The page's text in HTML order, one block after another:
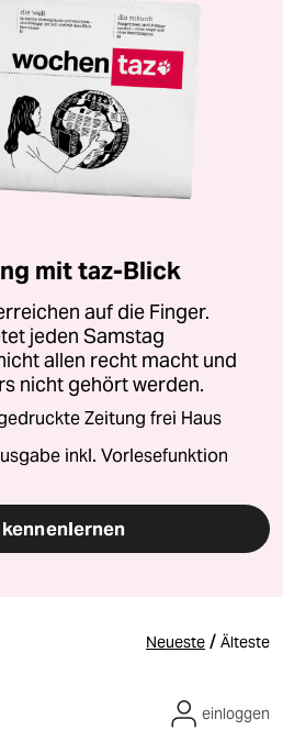
mit taz-Blick
auf die Finger.
jeden Samstag
allen recht macht und
nicht gehört werden.
Zeitung frei Haus
inkl. Vorlesefunktion
Neueste / Älteste
einloggen